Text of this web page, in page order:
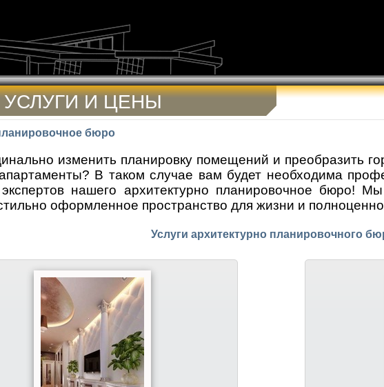
УСЛУГИ И ЦЕНЫ
бюро
изменить планировку помещений и преобразить
В таком случае вам будет необходима
нашего архитектурно планировочное бюро!
оформленное пространство для жизни и
Услуги архитектурно планировочного